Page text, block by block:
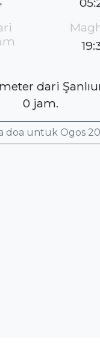
dari
0 jam.
doa untuk Ogos